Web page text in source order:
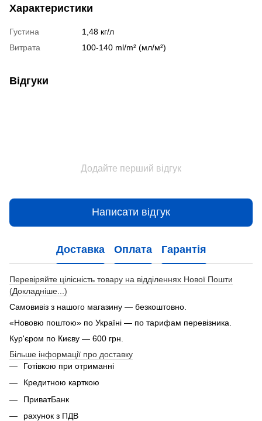
Характеристики
Густина
1,48 кг/л
Витрата
100-140 ml/m² (мл/м²)
Відгуки
Додайте перший відгук
Написати відгук
Доставка Оплата Гарантія
Перевіряйте цілісність товару на відділеннях Нової Пошти
(Докладніше...)
Самовивіз з нашого магазину — безкоштовно.
«Нововю поштою» по Україні — по тарифам перевізника.
Кур'єром по Києву — 600 грн.
Більше інформації про доставку
Готівкою при отриманні
Кредитною карткою
ПриватБанк
рахунок з ПДВ